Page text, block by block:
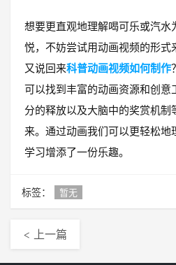
想要更直观地理解喝可乐或汽水
悦，不妨尝试用动画视频的形式
又说回来科普动画视频如何制作
可以找到丰富的动画资源和创意
分的释放以及大脑中的奖赏机制
来。通过动画我们可以更轻松地
学习增添了一份乐趣。
标签： 暂无
< 上一篇